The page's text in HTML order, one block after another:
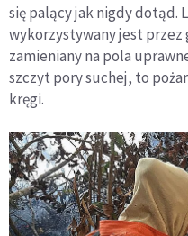
się palący jak nigdy dotąd.
wykorzystywany jest przez
zamieniany na pola
szczyt pory suchej, to
kręgi.